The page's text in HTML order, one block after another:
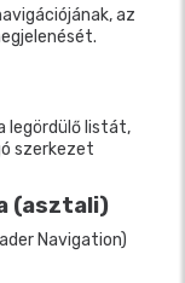
az
legördülő listát,
szerkezet
(asztali)
Navigation)